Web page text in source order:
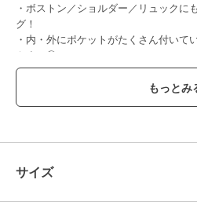
・ボストン／ショルダー／リュックに
グ！
・内・外にポケットがたくさん付いて
やすい◎
・肩ショルダーにはパット入りなので
・配色ファスナーがさりげないオシャ
・お友達とも被りにくく、見分けやす
・ブラック…カジュアル使いの代表ブラ
サイズ